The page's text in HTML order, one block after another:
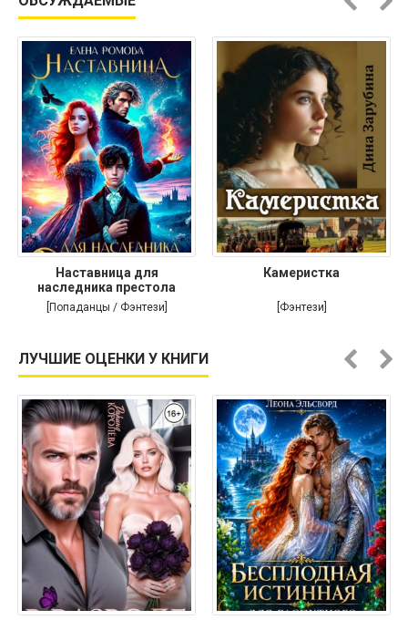
Наставница для
наследника престола
[Попаданцы / Фэнтези]
Камеристка
[Фэнтези]
ЛУЧШИЕ ОЦЕНКИ У КНИГИ